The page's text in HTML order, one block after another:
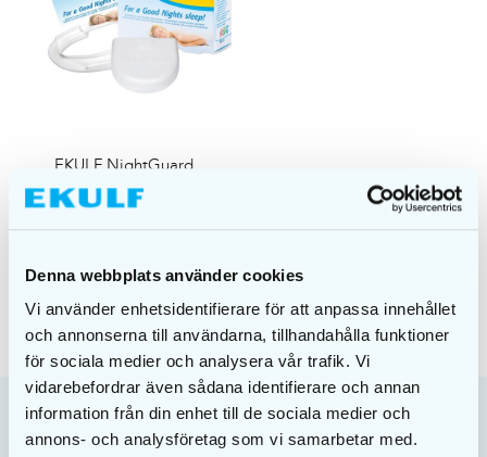
Denna webbplats använder cookies
Vi använder enhetsidentifierare för att anpassa innehållet
och annonserna till användarna, tillhandahålla funktioner
för sociala medier och analysera vår trafik. Vi
vidarebefordrar även sådana identifierare och annan
information från din enhet till de sociala medier och
annons- och analysföretag som vi samarbetar med.
EKULF NightGuard
bittskinne
kr199,00
KJØP